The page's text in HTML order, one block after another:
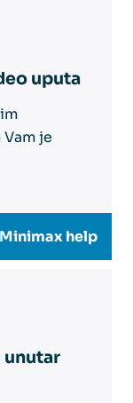
uputa
je
help
unutar